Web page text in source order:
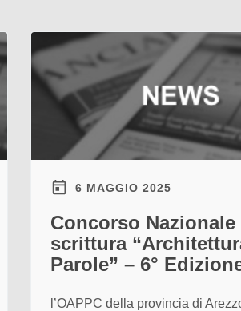
6 MAGGIO 2025
Concorso Nazionale
scrittura
Parole” – 6°
l’OAPPC della provincia di